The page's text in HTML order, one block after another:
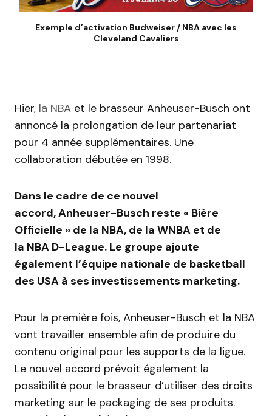
Exemple d’activation Budweiser / NBA avec les
Cleveland Cavaliers
Hier, la NBA et le brasseur Anheuser-Busch ont
annoncé la prolongation de leur partenariat
pour 4 année supplémentaires. Une
collaboration débutée en 1998.
Dans le cadre de ce nouvel
accord, Anheuser-Busch reste « Bière
Officielle » de la NBA, de la WNBA et de
la NBA D-League. Le groupe ajoute
également l’équipe nationale de basketball
des USA à ses investissements marketing.
Pour la première fois, Anheuser-Busch et la NBA
vont travailler ensemble afin de produire du
contenu original pour les supports de la ligue.
Le nouvel accord prévoit également la
possibilité pour le brasseur d’utiliser des droits
marketing sur le packaging de ses produits.